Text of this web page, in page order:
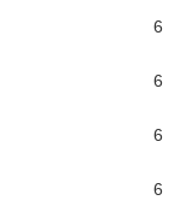
6
6
6
6